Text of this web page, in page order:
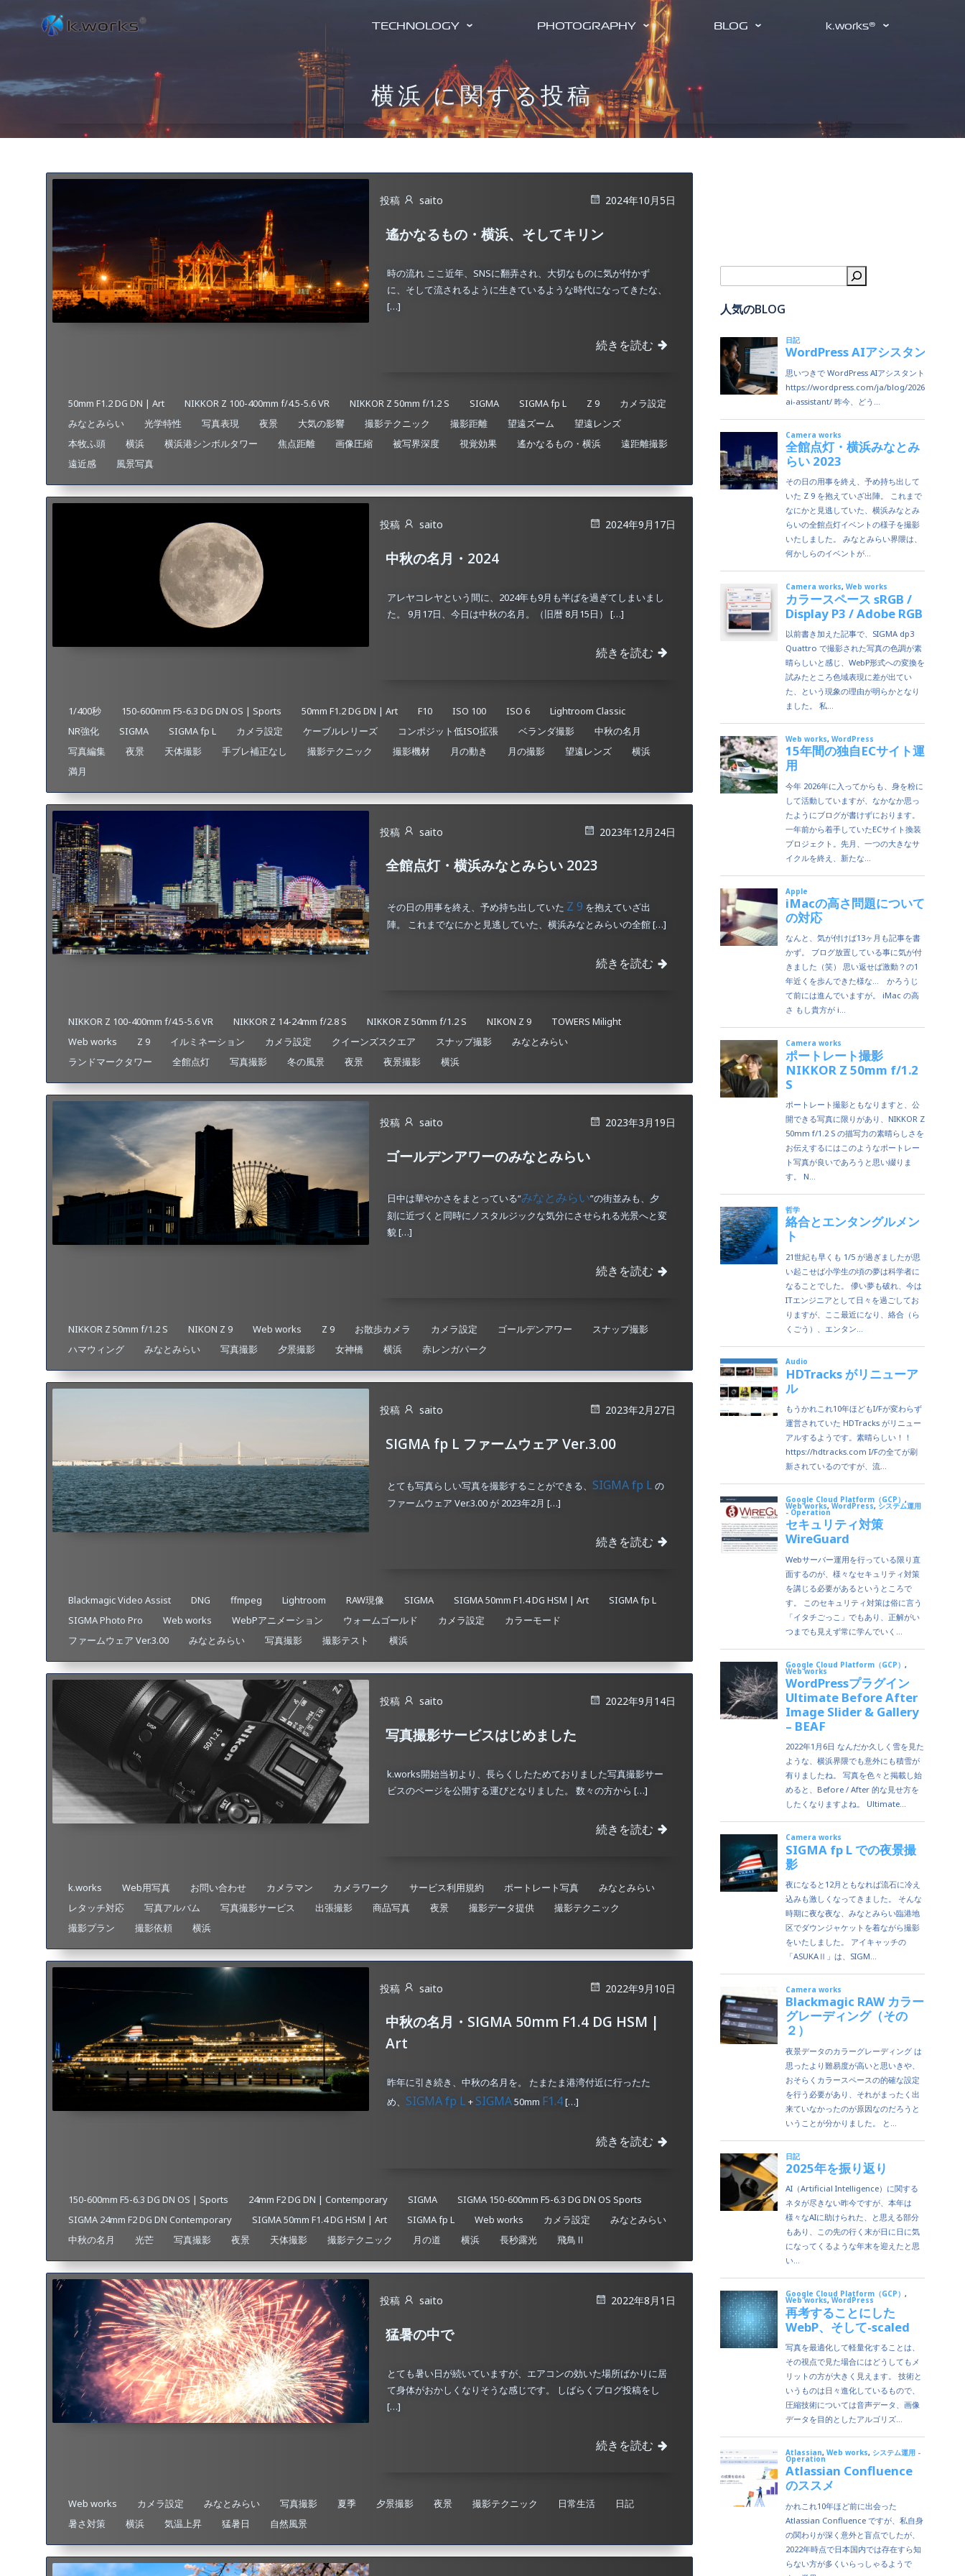
ン
ツ
TECHNOLOGY PHOTOGRAPHY BLOG k.works®
横浜 に関する投稿
投稿 saito 2024年10月5日
遙かなるもの・横浜、そしてキリン
時の流れ ここ近年、SNSに翻弄され、大切なものに気が付かず
に、そして流されるように生きているような時代になってきたな、
[…]
続きを読む
50mm F1.2 DG DN | Art NIKKOR Z 100-400mm f/4.5-5.6 VR NIKKOR Z 50mm f/1.2 S SIGMA SIGMA fp L Z 9
カメラ設定
みなとみらい
光学特性 写真表現 夜景 大気の影響 撮影テクニック 撮影距離 望遠ズーム
望遠レンズ
本牧ふ頭
横浜 横浜港シンボルタワー 焦点距離 画像圧縮 被写界深度 視覚効果​ 遙かなるもの・横浜
遠距離撮影
遠近感
風景写真
投稿 saito 2024年9月17日
中秋の名月・2024
アレヤコレヤという間に、2024年も9月も半ばを過ぎてしまいまし
た。 9月17日、今日は中秋の名月。（旧暦 8月15日） […]
続きを読む
1/400秒 150-600mm F5-6.3 DG DN OS | Sports 50mm F1.2 DG DN | Art F10 ISO 100 ISO 6
Lightroom Classic
NR強化
SIGMA SIGMA fp L カメラ設定 ケーブルレリーズ コンポジット低ISO拡張 ベランダ撮影
中秋の名月
写真編集
夜景 天体撮影 手ブレ補正なし 撮影テクニック 撮影機材 月の動き 月の撮影 望遠レンズ
横浜
満月
投稿 saito 2023年12月24日
全館点灯・横浜みなとみらい 2023
その日の用事を終え、予め持ち出していた Z 9 を抱えていざ出
陣。 これまでなにかと見逃していた、横浜みなとみらいの全館 […]
続きを読む
NIKKOR Z 100-400mm f/4.5-5.6 VR NIKKOR Z 14-24mm f/2.8 S NIKKOR Z 50mm f/1.2 S NIKON Z 9
TOWERS Milight
Web works
Z 9 イルミネーション カメラ設定 クイーンズスクエア スナップ撮影
みなとみらい
ランドマークタワー
全館点灯 写真撮影 冬の風景 夜景 夜景撮影 横浜
投稿 saito 2023年3月19日
ゴールデンアワーのみなとみらい
日中は華やかさをまとっている“みなとみらい”の街並みも、夕
刻に近づくと同時にノスタルジックな気分にさせられる光景へと変
貌 […]
続きを読む
NIKKOR Z 50mm f/1.2 S NIKON Z 9 Web works Z 9 お散歩カメラ カメラ設定 ゴールデンアワー
スナップ撮影
ハマウィング
みなとみらい 写真撮影 夕景撮影 女神橋 横浜 赤レンガパーク
投稿 saito 2023年2月27日
SIGMA fp L ファームウェア Ver.3.00
とても写真らしい写真を撮影することができる、SIGMA fp L の
ファームウェア Ver.3.00 が 2023年2月 […]
続きを読む
Blackmagic Video Assist DNG ffmpeg Lightroom RAW現像 SIGMA SIGMA 50mm F1.4 DG HSM | Art
SIGMA fp L
SIGMA Photo Pro
Web works WebPアニメーション ウォームゴールド カメラ設定
カラーモード
ファームウェア Ver.3.00
みなとみらい 写真撮影 撮影テスト 横浜
投稿 saito 2022年9月14日
写真撮影サービスはじめました
k.works開始当初より、長らくしたためておりました写真撮影サー
ビスのページを公開する運びとなりました。 数々の方から […]
続きを読む
k.works Web用写真 お問い合わせ カメラマン カメラワーク サービス利用規約 ポートレート写真
みなとみらい
レタッチ対応
写真アルバム 写真撮影サービス 出張撮影 商品写真 夜景 撮影データ提供
撮影テクニック
撮影プラン
撮影依頼 横浜
投稿 saito 2022年9月10日
中秋の名月・SIGMA 50mm F1.4 DG HSM |
Art
昨年に引き続き、中秋の名月を。 たまたま港湾付近に行ったた
め、SIGMA fp L +SIGMA50mm F1.4[…]
続きを読む
150-600mm F5-6.3 DG DN OS | Sports 24mm F2 DG DN | Contemporary SIGMA
SIGMA 150-600mm F5-6.3 DG DN OS Sports
SIGMA 24mm F2 DG DN Contemporary
SIGMA 50mm F1.4 DG HSM | Art SIGMA fp L Web works カメラ設定
みなとみらい
中秋の名月
光芒 写真撮影 夜景 天体撮影 撮影テクニック 月の道 横浜 長秒露光 飛鳥Ⅱ
投稿 saito 2022年8月1日
猛暑の中で
とても暑い日が続いていますが、エアコンの効いた場所ばかりに居
て身体がおかしくなりそうな感じです。 しばらくブログ投稿をし
[…]
続きを読む
Web works カメラ設定 みなとみらい 写真撮影 夏季 夕景撮影 夜景 撮影テクニック 日常生活
日記
暑さ対策
横浜 気温上昇 猛暑日 自然風景
人気のBLOG